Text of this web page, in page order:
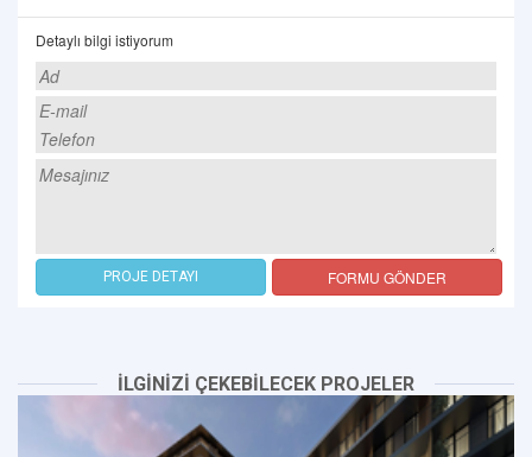
Detaylı bilgi istiyorum
PROJE DETAYI FORMU GÖNDER
İLGİNİZİ ÇEKEBİLECEK PROJELER